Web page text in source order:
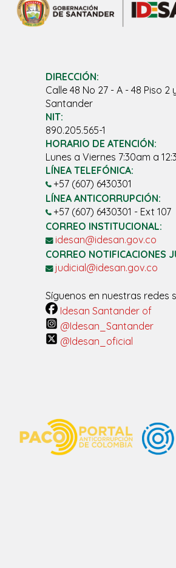
DIRECCIÓN:
Calle 48 No 27 - A - 48 Piso
Santander
NIT:
890.205.565-1
HORARIO DE ATENCIÓN:
Lunes a Viernes 7:30am a
LÍNEA TELEFÓNICA:
+57 (607) 6430301
LÍNEA ANTICORRUPCIÓN:
+57 (607) 6430301 - Ext 107
CORREO INSTITUCIONAL:
idesan@idesan.gov.co
CORREO NOTIFICACIONES
judicial@idesan.gov.co
Síguenos en nuestras redes
Idesan Santander of
@Idesan_Santander
@Idesan_oficial